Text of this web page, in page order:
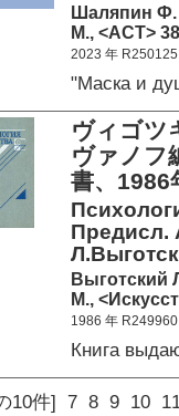
Шаляпин Ф.
М., <АСТ>
2023 年 R250125
"Маска и
ヴィゴツ
ヴァノフ
書、1986
Предисл.
Выготский
М.,
1986 年 R249960
Книга
10件] 7 8 9 10